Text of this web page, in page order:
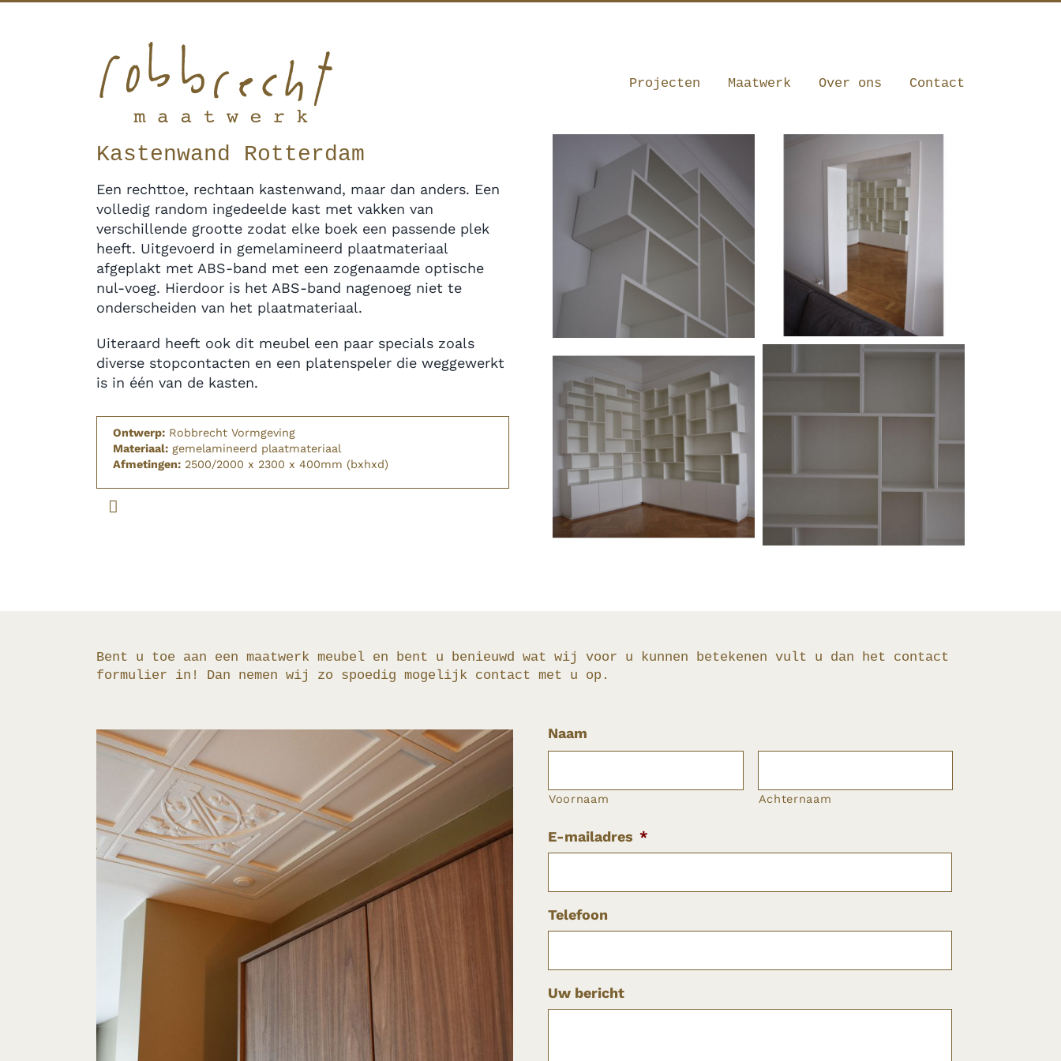
Projecten Maatwerk Over ons Contact
Kastenwand Rotterdam
Een rechttoe, rechtaan kastenwand, maar dan anders. Een
volledig random ingedeelde kast met vakken van
verschillende grootte zodat elke boek een passende plek
heeft. Uitgevoerd in gemelamineerd plaatmateriaal
afgeplakt met ABS-band met een zogenaamde optische
nul-voeg. Hierdoor is het ABS-band nagenoeg niet te
onderscheiden van het plaatmateriaal.
Uiteraard heeft ook dit meubel een paar specials zoals
diverse stopcontacten en een platenspeler die weggewerkt
is in één van de kasten.
Ontwerp: Robbrecht Vormgeving
Materiaal: gemelamineerd plaatmateriaal
Afmetingen: 2500/2000 x 2300 x 400mm (bxhxd)
Bent u toe aan een maatwerk meubel en bent u benieuwd wat wij voor u kunnen betekenen vult u dan het contact
formulier in! Dan nemen wij zo spoedig mogelijk contact met u op.
Naam
Voornaam Achternaam
E-mailadres *
Telefoon
Uw bericht